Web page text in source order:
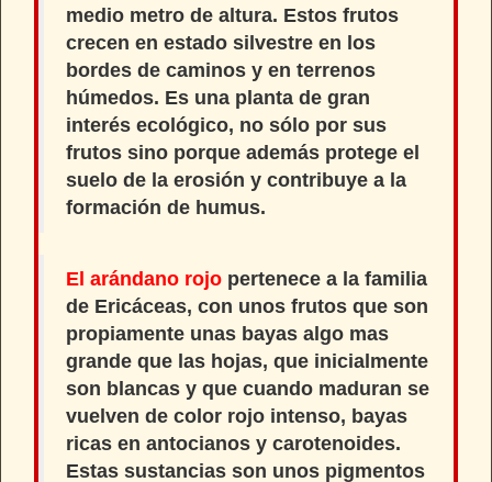
medio metro de altura. Estos frutos
crecen en estado silvestre en los
bordes de caminos y en terrenos
húmedos. Es una planta de gran
interés ecológico, no sólo por sus
frutos sino porque además protege el
suelo de la erosión y contribuye a la
formación de humus.
El arándano rojo pertenece a la familia
de Ericáceas, con unos frutos que son
propiamente unas bayas algo mas
grande que las hojas, que inicialmente
son blancas y que cuando maduran se
vuelven de color rojo intenso, bayas
ricas en antocianos y carotenoides.
Estas sustancias son unos pigmentos